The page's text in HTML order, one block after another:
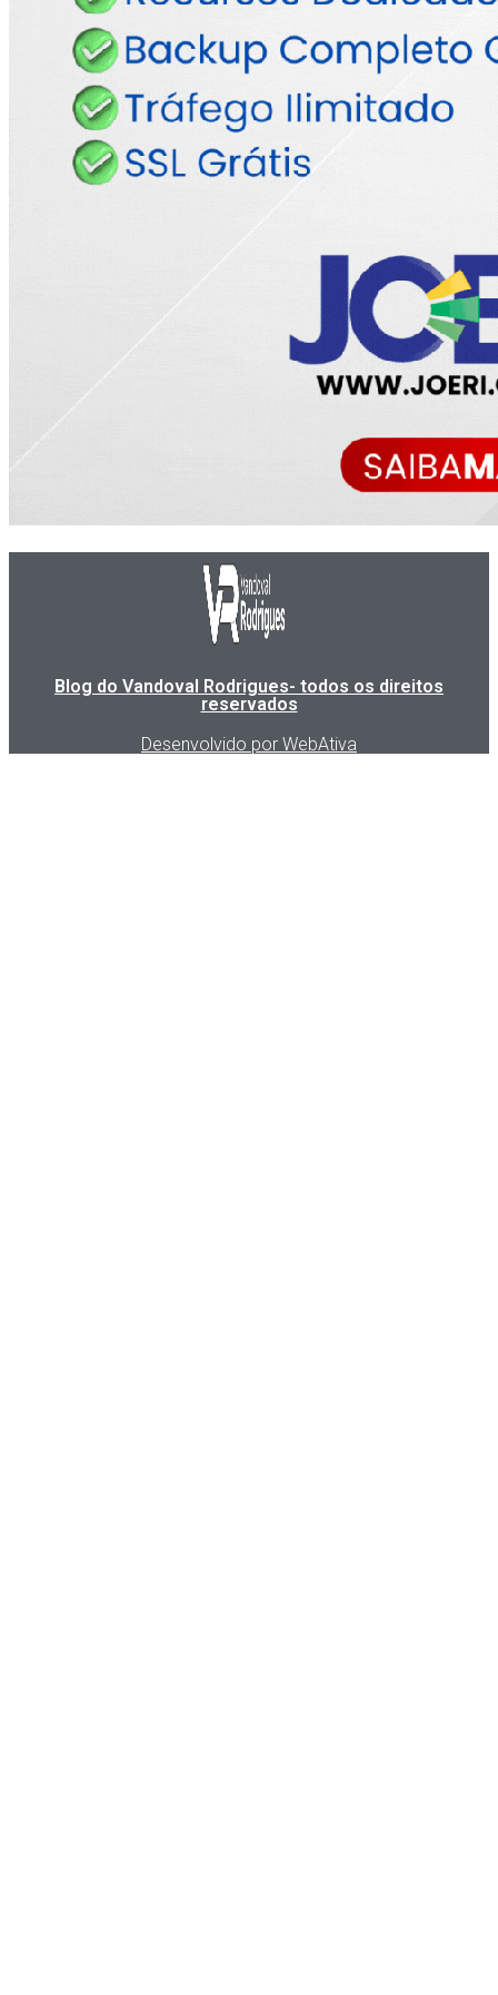
Blog do Vandoval Rodrigues- todos os direitos
reservados
Desenvolvido por WebAtiva